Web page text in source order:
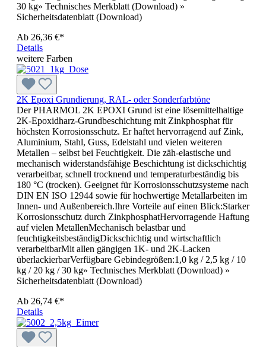
30 kg» Technisches Merkblatt (Download) »
Sicherheitsdatenblatt (Download)
Ab 26,36 €*
Details
weitere Farben
2K Epoxi Grundierung, RAL- oder Sonderfarbtöne
Der PHARMOL 2K EPOXI Grund ist eine lösemittelhaltige
2K-Epoxidharz-Grundbeschichtung mit Zinkphosphat für
höchsten Korrosionsschutz. Er haftet hervorragend auf Zink,
Aluminium, Stahl, Guss, Edelstahl und vielen weiteren
Metallen – selbst bei Feuchtigkeit. Die zäh-elastische und
mechanisch widerstandsfähige Beschichtung ist dickschichtig
verarbeitbar, schnell trocknend und temperaturbeständig bis
180 °C (trocken). Geeignet für Korrosionsschutzsysteme nach
DIN EN ISO 12944 sowie für hochwertige Metallarbeiten im
Innen- und Außenbereich.Ihre Vorteile auf einen Blick:Starker
Korrosionsschutz durch ZinkphosphatHervorragende Haftung
auf vielen MetallenMechanisch belastbar und
feuchtigkeitsbeständigDickschichtig und wirtschaftlich
verarbeitbarMit allen gängigen 1K- und 2K-Lacken
überlackierbarVerfügbare Gebindegrößen:1,0 kg / 2,5 kg / 10
kg / 20 kg / 30 kg» Technisches Merkblatt (Download) »
Sicherheitsdatenblatt (Download)
Ab 26,74 €*
Details